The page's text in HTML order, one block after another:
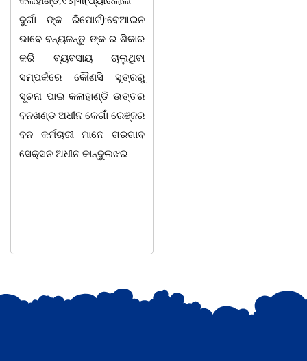
ଦୁର୍ଗା ଙ୍କ ରିପୋର୍ଟ):ବେଆଇନ
ଭାବେ ବନ୍ୟଜନ୍ତୁ ଙ୍କ ର ଶିକାର
କରି ବ୍ୟବସାୟ ଚାଲୁଥିବା
ସମ୍ପର୍କରେ କୌଣସି ସୂତ୍ରରୁ
ସୂଚନା ପାଇ କଳାହାଣ୍ଡି ଉତ୍ତର
ବନଖଣ୍ଡ ଅଧୀନ କେଗାଁ ରେଞ୍ଜର
ବନ କର୍ମଚାରୀ ମାନେ ଗରଗାବ
ସେକ୍ସନ ଅଧୀନ କାନ୍ଦୁଲଝର